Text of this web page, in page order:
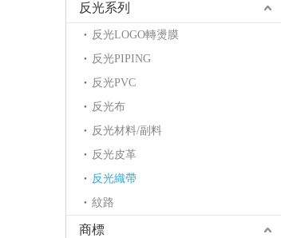
反光系列
反光LOGO轉燙膜
反光PIPING
反光PVC
反光布
反光材料/副料
反光皮革
反光織帶
紋路
商標